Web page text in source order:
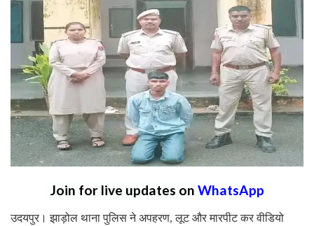
Join for live updates on WhatsApp
उदयपुर। झाड़ोल थाना पुलिस ने अपहरण, लूट और मारपीट कर वीडियो